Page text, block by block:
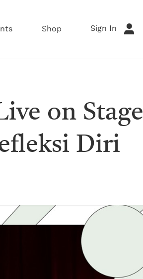
Shop Sign In
on Stage
Diri